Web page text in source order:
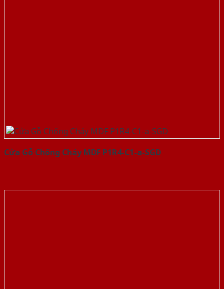
Cửa Gỗ Chống Cháy MDF P1R4-C1-a-SGD